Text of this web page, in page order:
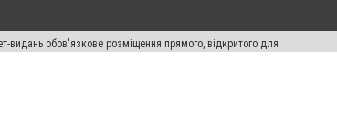
видань обов'язкове розміщення прямого, відкритого для